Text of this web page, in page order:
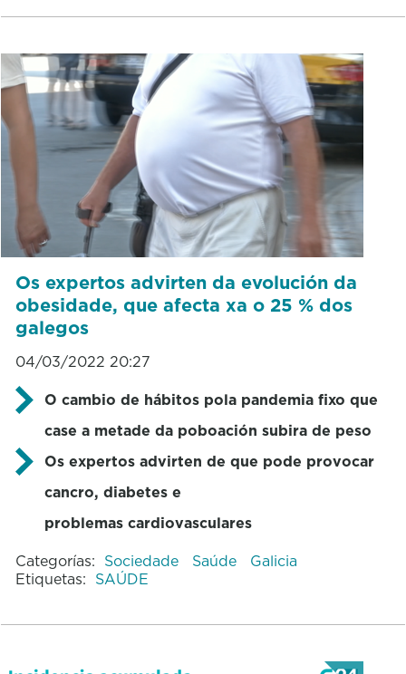
Os expertos advirten da evolución da
obesidade, que afecta xa o 25 % dos
galegos
04/03/2022 20:27
O cambio de hábitos pola pandemia fixo que
case a metade da poboación subira de peso
Os expertos advirten de que pode provocar
cancro, diabetes e
problemas cardiovasculares
Categorías: Sociedade Saúde
Galicia
Etiquetas: SAÚDE